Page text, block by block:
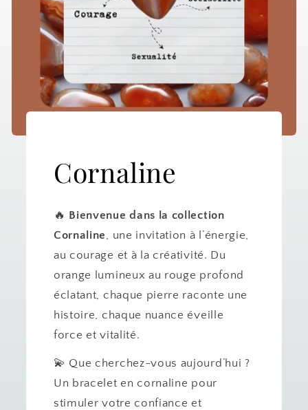
Cornaline
🔥 Bienvenue dans la collection
Cornaline, une invitation à l’énergie,
au courage et à la créativité. Du
orange lumineux au rouge profond
éclatant, chaque pierre raconte une
histoire, chaque nuance éveille
force et vitalité.
💫 Que cherchez-vous aujourd’hui ?
Un bracelet en cornaline pour
stimuler votre confiance et